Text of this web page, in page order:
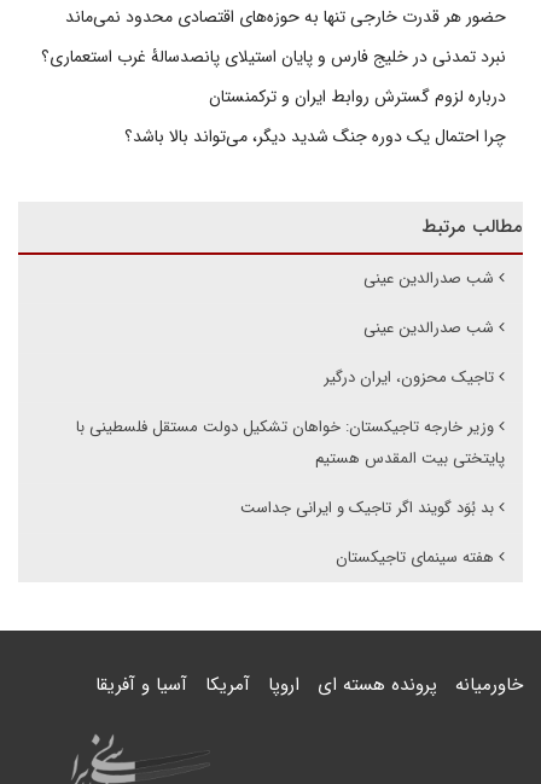
حضور هر قدرت خارجی تنها به حوزه‌های اقتصادی محدود نمی‌ماند
نبرد تمدنی در خلیج فارس و پایان استیلای پانصدسالۀ غرب استعماری؟
درباره لزوم گسترش روابط ایران و ترکمنستان
چرا احتمال یک دوره جنگ شدید دیگر، می‌تواند بالا باشد؟
مطالب مرتبط
شب صدرالدین عینی
شب صدرالدین عینی
تاجیک محزون، ایران درگیر
وزیر خارجه تاجیکستان: خواهان تشکیل دولت مستقل فلسطینی با
پایتختی بیت المقدس هستیم‌
بد بُوَد گویند اگر تاجیک و ایرانی جداست
هفته سینمای تاجیکستان
خاورمیانه پرونده هسته ای اروپا آمریکا آسیا و آفریقا